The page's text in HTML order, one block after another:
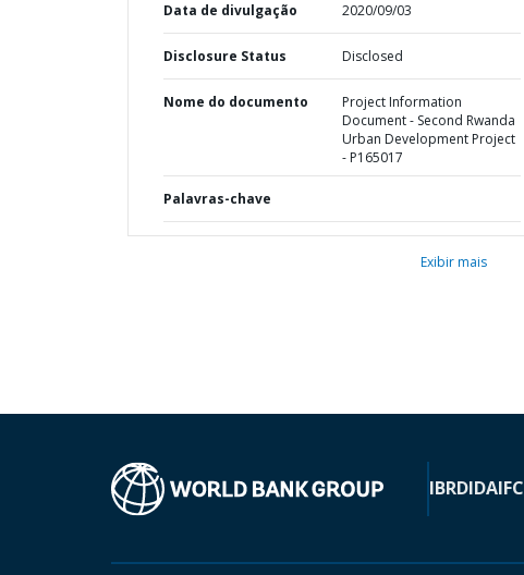
Data de divulgação 2020/09/03
Disclosure Status Disclosed
Nome do documento
Project Information
Document - Second Rwanda
Urban Development Project
- P165017
Palavras-chave
Exibir mais
IBRDIDAIFC